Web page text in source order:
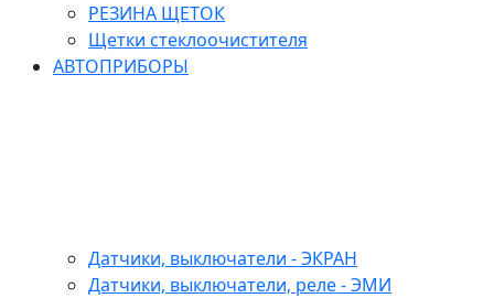
РЕЗИНА ЩЕТОК
Щетки стеклоочистителя
АВТОПРИБОРЫ
Датчики, выключатели - ЭКРАН
Датчики, выключатели, реле - ЭМИ